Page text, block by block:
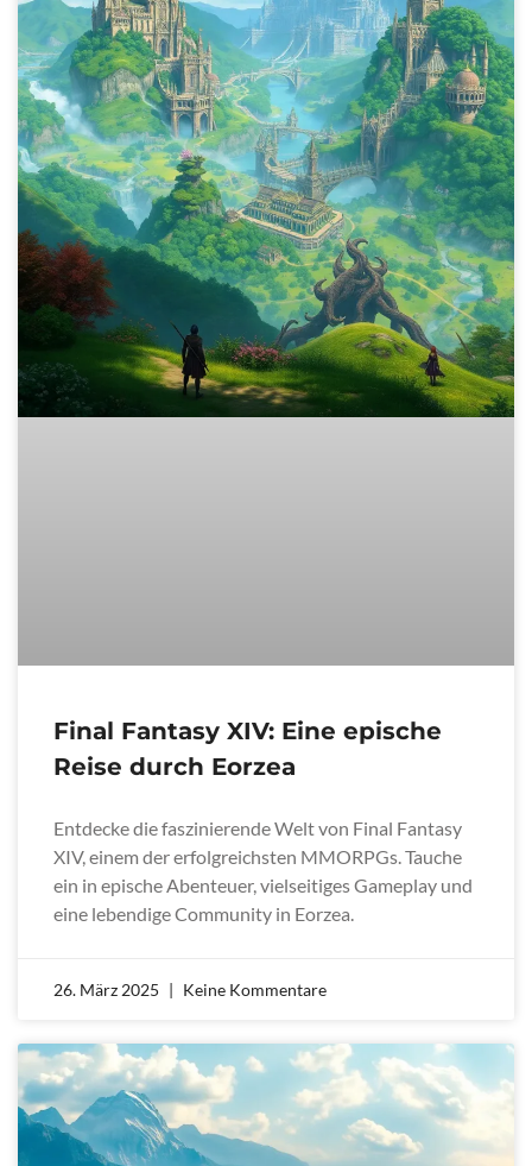
Final Fantasy XIV: Eine epische
Reise durch Eorzea
Entdecke die faszinierende Welt von Final Fantasy
XIV, einem der erfolgreichsten MMORPGs. Tauche
ein in epische Abenteuer, vielseitiges Gameplay und
eine lebendige Community in Eorzea.
26. März 2025 Keine Kommentare